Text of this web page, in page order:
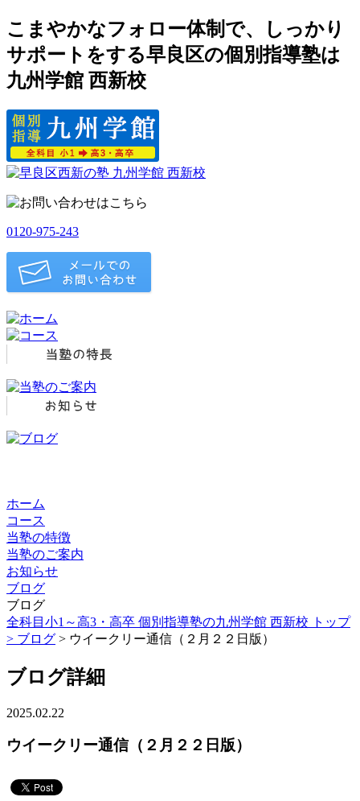
こまやかなフォロー体制で、しっかり
サポートをする早良区の個別指導塾は
九州学館 西新校
0120-975-243
ホーム
コース
当塾の特徴
当塾のご案内
お知らせ
ブログ
ブログ
全科目小1～高3・高卒 個別指導塾の九州学館 西新校 トップ
> ブログ > ウイークリー通信（２月２２日版）
ブログ詳細
2025.02.22
ウイークリー通信（２月２２日版）